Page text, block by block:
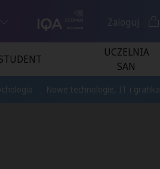
Zaloguj
UCZELNIA
SAN
Nowe technologie, IT i grafika